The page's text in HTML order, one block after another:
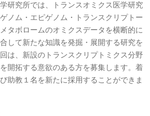
研究所では、トランスオミクス医学研究
ノム・エピゲノム・トランスクリプトー
タボロームのオミクスデータを横断的に
して新たな知識を発掘・展開する研究を
は、新設のトランスクリプトミクス分野
開拓する意欲のある方を募集します。着
助教１名を新たに採用することができま